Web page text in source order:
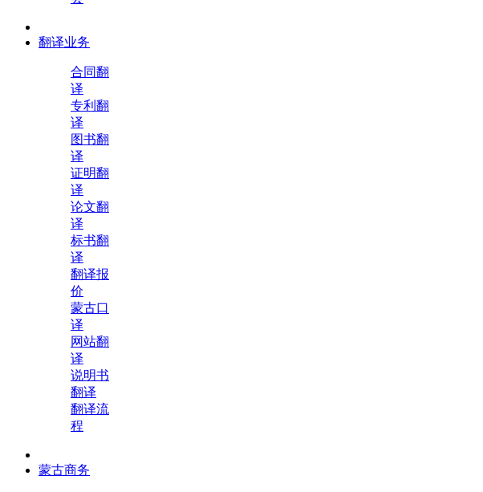
翻译业务
合同翻
译
专利翻
译
图书翻
译
证明翻
译
论文翻
译
标书翻
译
翻译报
价
蒙古口
译
网站翻
译
说明书
翻译
翻译流
程
蒙古商务